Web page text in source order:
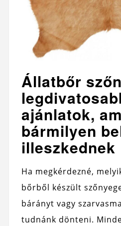
Állatbőr
ajánlatok,
bármilyen
illeszkednek
Ha megkérdezné,
bőrből készült
bárányt vagy
tudnánk dönteni.